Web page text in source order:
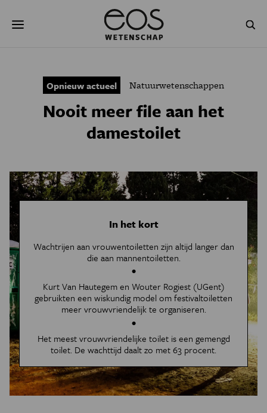
naar
GEZONDHEID RUIMTE
PODCAST AGENDA
Opnieuw actueel Natuurwetenschappen
Nooit meer file aan het
damestoilet
In het kort
Wachtrijen aan vrouwentoiletten zijn altijd langer dan
die aan mannentoiletten.
Kurt Van Hautegem en Wouter Rogiest (UGent)
gebruikten een wiskundig model om festivaltoiletten
meer vrouwvriendelijk te organiseren.
Het meest vrouwvriendelijke toilet is een gemengd
toilet. De wachttijd daalt zo met 63 procent.